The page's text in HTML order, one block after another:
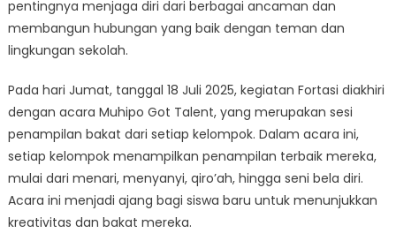
pentingnya menjaga diri dari berbagai ancaman dan
membangun hubungan yang baik dengan teman dan
lingkungan sekolah.
Pada hari Jumat, tanggal 18 Juli 2025, kegiatan Fortasi diakhiri
dengan acara Muhipo Got Talent, yang merupakan sesi
penampilan bakat dari setiap kelompok. Dalam acara ini,
setiap kelompok menampilkan penampilan terbaik mereka,
mulai dari menari, menyanyi, qiro’ah, hingga seni bela diri.
Acara ini menjadi ajang bagi siswa baru untuk menunjukkan
kreativitas dan bakat mereka.